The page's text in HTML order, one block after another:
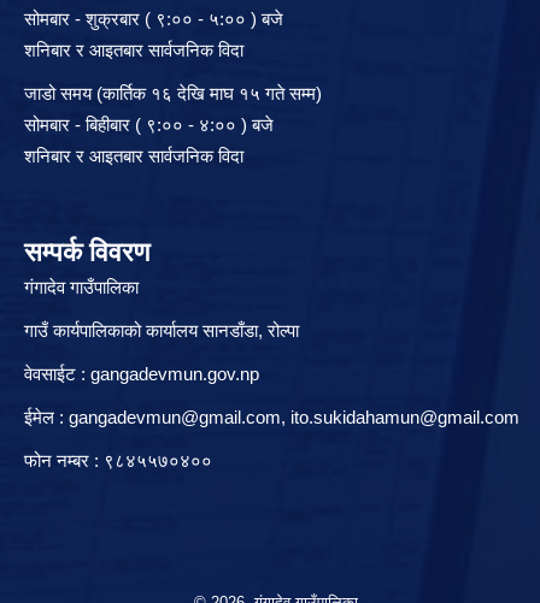
सोमबार - शुक्रबार ( ९:०० - ५:०० ) बजे
शनिबार र आइतबार सार्वजनिक विदा
जाडो समय (कार्तिक १६ देखि माघ १५ गते सम्म)
सोमबार - बिहीबार ( ९:०० - ४:०० ) बजे
शनिबार र आइतबार सार्वजनिक विदा
सम्पर्क विवरण
गंगादेव गाउँपालिका
गाउँ कार्यपालिकाको कार्यालय सानडाँडा, रो‍‍ल्पा
वेवसाईट : gangadevmun.gov.np
ईमेल : gangadevmun@gmail.com, ito.sukidahamun@gmail.com
फोन नम्बर : ९८४५५७०४००